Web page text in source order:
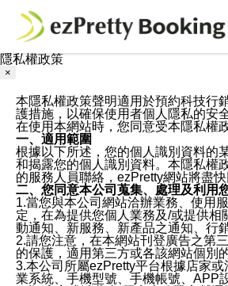
隱私權政策
×
本隱私權政策聲明適用於預約科技行
護措施，以確保使用者個人隱私的安全
在使用本網站時，您同意受本隱私權
一、適用範圍
根據以下所述，您的個人識別資料的
和揭露您的個人識別資料。本隱私權
的服務人員聯絡，ezPretty網站將盡快
二、您同意本公司蒐集、處理及利用
1.當您與本公司網站洽辦業務、使用
定，在為提供您個人業務及/或提供
動通知、新服務、新產品之通知、行
2.請您注意，在本網站刊登廣告之第
的保護，適用第三方或各該網站個別
3.本公司所屬ezPretty平台根據店家
業系統、手機型號、手機帳號、APP